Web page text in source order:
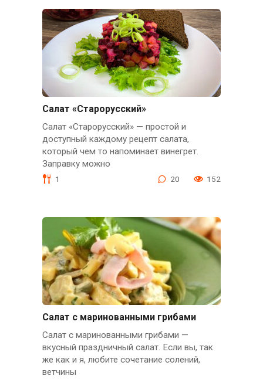
Салат «Старорусский»
Салат «Старорусский» — простой и
доступный каждому рецепт салата,
который чем то напоминает винегрет.
Заправку можно
1 20 152
Салат с маринованными грибами
Салат с маринованными грибами —
вкусный праздничный салат. Если вы, так
же как и я, любите сочетание солений,
ветчины